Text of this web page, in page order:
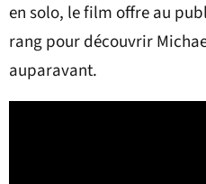
en solo, le film offre au
rang pour découvrir
auparavant.